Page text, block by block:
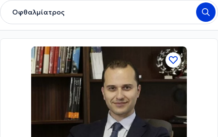
Οφθαλμίατρος